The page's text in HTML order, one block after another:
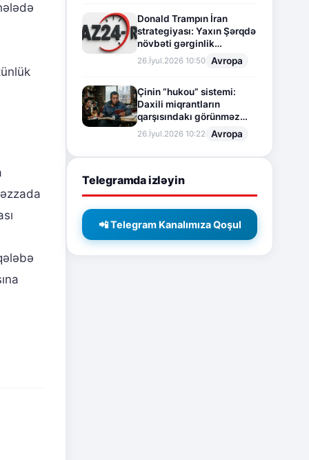
Donald Trampın İran
strategiyası: Yaxın Şərqdə
növbəti gərginlik
mərhələsi
26.İyul.2026 10:50 Avropa
Çinin “hukou” sistemi:
Daxili miqrantların
qarşısındakı görünməz
sədd
26.İyul.2026 10:22 Avropa
Telegramda izləyin
📲 Telegram Kanalımıza Qoşul